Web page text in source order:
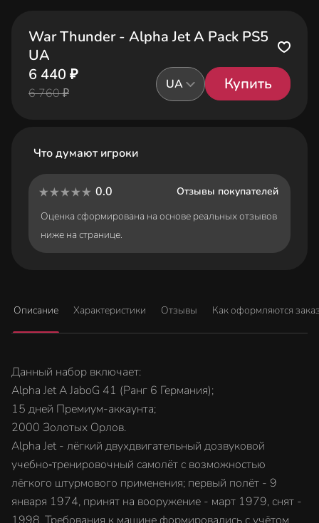
War Thunder - Alpha Jet A Pack PS5
UA
6 440 ₽
6 760 ₽
UA Купить
Что думают игроки
0.0
Отзывы покупателей
Оценка сформирована на основе реальных отзывов
ниже на странице.
Описание Характеристики Отзывы Как оформляются
Данный набор включает:
Alpha Jet A JaboG 41 (Ранг 6 Германия);
15 дней Премиум-аккаунта;
2000 Золотых Орлов.
Alpha Jet - лёгкий двухдвигательный дозвуковой
учебно‑тренировочный самолёт с возможностью
лёгкого штурмового применения; первый полёт - 9
января 1974, принят на вооружение - март 1979, снят -